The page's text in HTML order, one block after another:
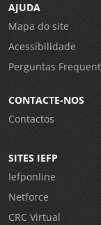
AJUDA
Mapa do site
Acessibilidade
Perguntas
CONTACTE-NOS
Contactos
SITES IEFP
Iefponline
Netforce
CRC Virtual